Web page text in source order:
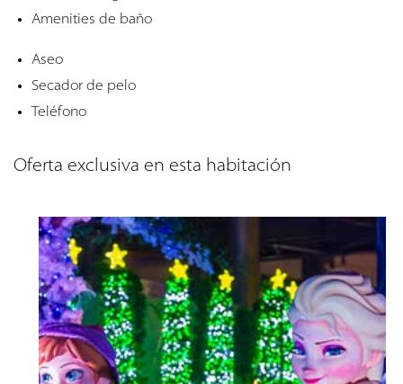
Amenities de baño
Aseo
Secador de pelo
Teléfono
Oferta exclusiva en esta habitación